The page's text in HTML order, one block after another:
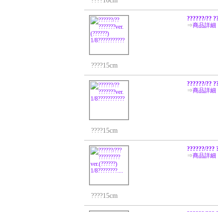
??????/??
⇒商品詳細
????15cm
??????/??
⇒商品詳細
????15cm
??????/???
⇒商品詳細
????15cm